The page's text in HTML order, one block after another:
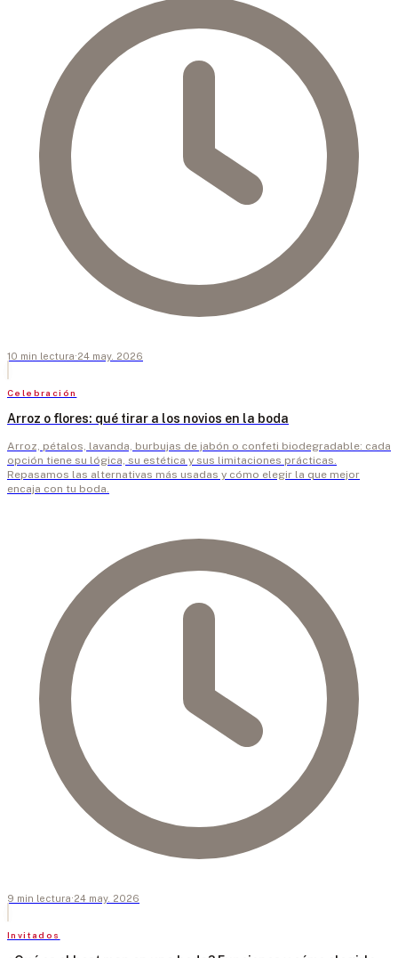
10 min lectura·24 may. 2026
Celebración
Arroz o flores: qué tirar a los novios en la boda
Arroz, pétalos, lavanda, burbujas de jabón o confeti biodegradable: cada
opción tiene su lógica, su estética y sus limitaciones prácticas.
Repasamos las alternativas más usadas y cómo elegir la que mejor
encaja con tu boda.
9 min lectura·24 may. 2026
Invitados